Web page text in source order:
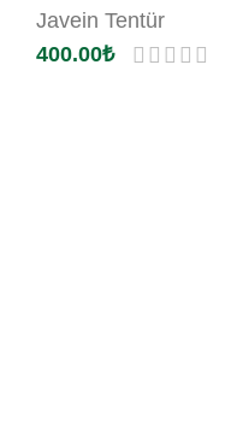
Javein Tentür
400.00₺